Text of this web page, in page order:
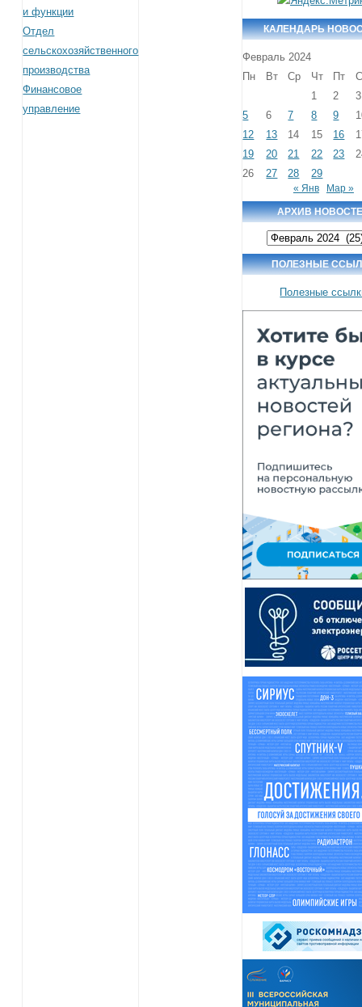
и функции
Отдел
сельскохозяйственного
производства
Финансовое
управление
КАЛЕНДАРЬ
Февраль 2024
Пн
Вт Ср Чт Пт
1
2
3
5
6 7 8 9
12
13 14 15 16
19
20 21 22 23
26
27 28 29
« Янв Мар »
АРХИВ
Архив
новостей
ПОЛЕЗНЫЕ
Полезные